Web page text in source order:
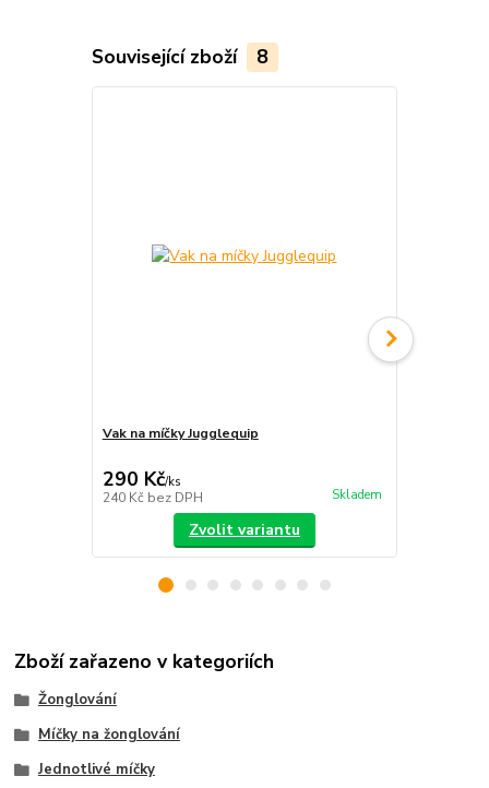
Související zboží 8
Vak na míčky Jugglequip
290 Kč/ks
240 Kč bez DPH Skladem
Zvolit variantu
Zboží zařazeno v kategoriích
Žonglování
Míčky na žonglování
Jednotlivé míčky